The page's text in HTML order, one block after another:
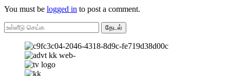
You must be logged in to post a comment.
தேடல்